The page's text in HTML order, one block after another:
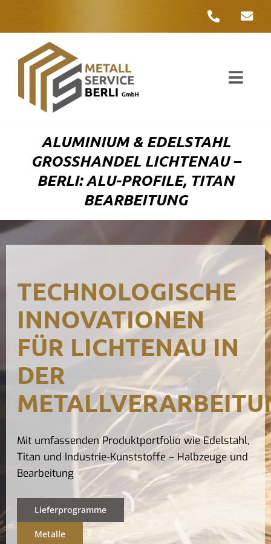
ALUMINIUM & EDELSTAHL
GROSSHANDEL LICHTENAU – B
ERLI: ALU-PROFILE, TITAN B
EARBEITUNG
TECHNOLOGISCHE
INNOVATIONEN
FÜR LICHTENAU IN
DER
Mit umfassenden Produktportfolio wie Edelstahl,
Titan und Industrie-Kunststoffe – Halbzeuge und
Bearbeitung
Lieferprogramme
Metalle